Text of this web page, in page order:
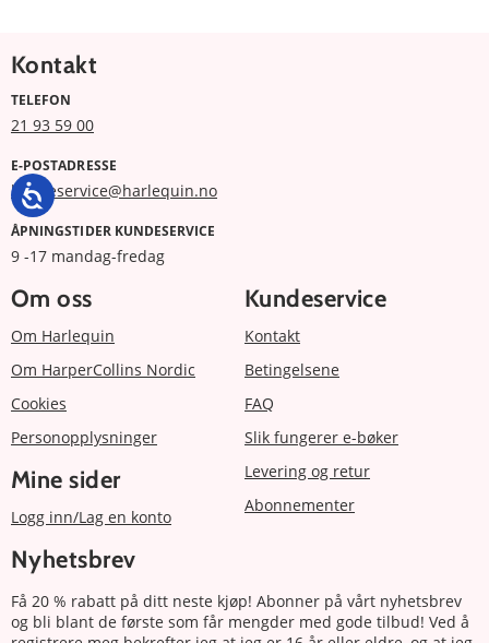
Kontakt
TELEFON
21 93 59 00
E-POSTADRESSE
kundeservice@harlequin.no
ÅPNINGSTIDER KUNDESERVICE
9 -17 mandag-fredag
Om oss
Om Harlequin
Om HarperCollins Nordic
Cookies
Personopplysninger
Mine sider
Logg inn/Lag en konto
Kundeservice
Kontakt
Betingelsene
FAQ
Slik fungerer e-bøker
Levering og retur
Abonnementer
Nyhetsbrev
Få 20 % rabatt på ditt neste kjøp! Abonner på vårt nyhetsbrev
og bli blant de første som får mengder med gode tilbud! Ved å